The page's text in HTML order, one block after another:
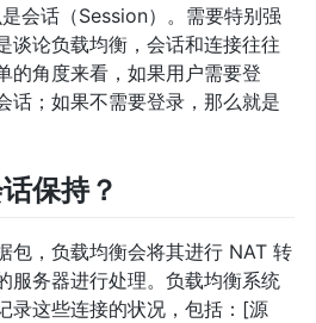
会话（Session）。需要特别强
谈论负载均衡，会话和连接往往
的角度来看，如果用户需要登
话；如果不需要登录，那么就是
保持？
包，负载均衡会将其进行 NAT 转
服务器进行处理。负载均衡系统
录这些连接的状况，包括：[源